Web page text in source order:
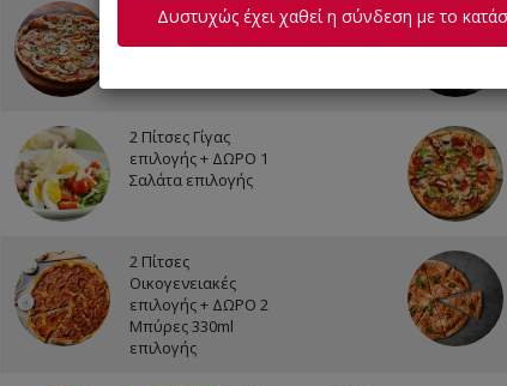
3 Πίτσες
Οικογενειακές
2 Πίτσες Γίγας
επιλογής + ΔΩΡΟ 1
Σαλάτα επιλογής
2 Πίτσες
Οικογενειακές
επιλογής + ΔΩΡΟ 2
Μπύρες 330ml
επιλογής
Δυστυχώς έχει χαθεί η σύνδεση με το